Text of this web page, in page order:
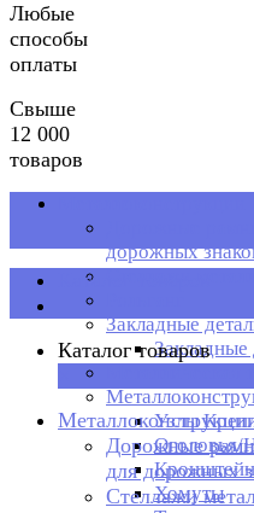
Любые
способы
оплаты
Свыше
12 000
товаров
дорожных
Стеллажи
Закладные
Закладные
Узлы
Оголовья/
Хомуты
Каталог товаров
Каталог товаров
Дорожные
для дорожных
Стеллажи